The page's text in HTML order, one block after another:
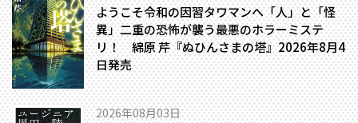
ようこそ令和の因習タワマンへ――「人」と「怪
異」二重の恐怖が襲う最悪のホラーミステ
リ！ 綿原 芹『ぬひんさまの塔』2026年8月4
日発売
2026年08月03日